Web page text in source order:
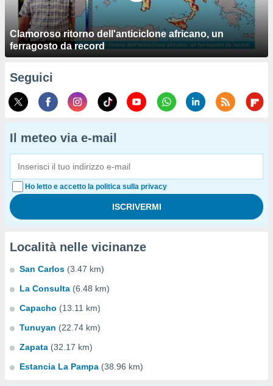
Clamoroso ritorno dell'anticiclone africano, un
ferragosto da record
Seguici
Il meteo via e-mail
Ho letto e accetto la politica sulla privacy
Località nelle vicinanze
San Carlos (3.47 km)
La Consulta (6.48 km)
Capacho (13.11 km)
Tunuyan (22.74 km)
Zapata (32.17 km)
Estancia La Pampa (38.96 km)